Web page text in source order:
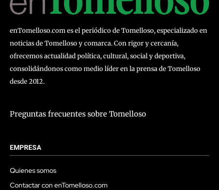
enTomelloso.com es el periódico de Tomelloso, especializado en
noticias de Tomelloso y comarca. Con rigor y cercanía,
ofrecemos actualidad política, cultural, social y deportiva,
consolidándonos como medio líder en la prensa de Tomelloso
desde 2012.
Preguntas frecuentes sobre Tomelloso
EMPRESA
Quienes somos
Contactar con enTomelloso.com